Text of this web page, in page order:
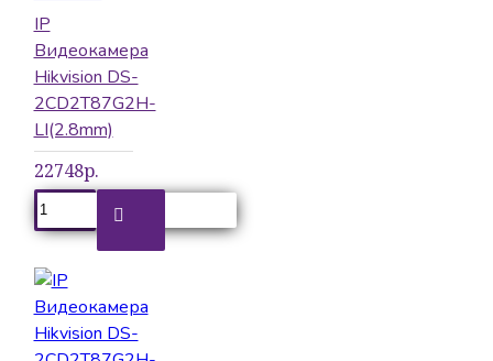
IP
Видеокамера
Hikvision DS-
2CD2T87G2H-
LI(2.8mm)
22748р.